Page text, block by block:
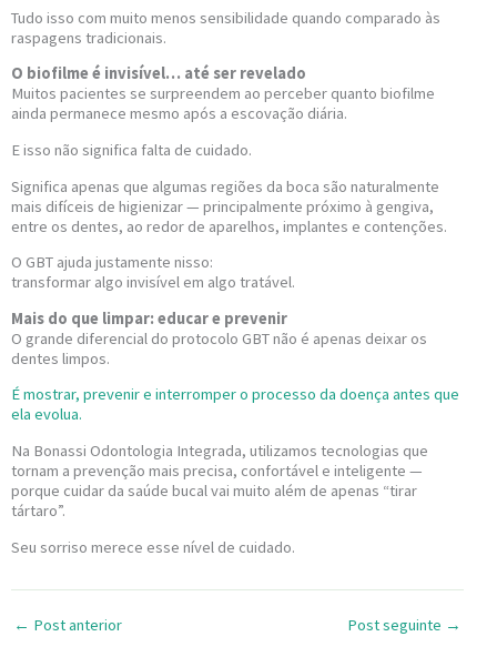
Tudo isso com muito menos sensibilidade quando comparado às
raspagens tradicionais.
O biofilme é invisível… até ser revelado
Muitos pacientes se surpreendem ao perceber quanto biofilme
ainda permanece mesmo após a escovação diária.
E isso não significa falta de cuidado.
Significa apenas que algumas regiões da boca são naturalmente
mais difíceis de higienizar — principalmente próximo à gengiva,
entre os dentes, ao redor de aparelhos, implantes e contenções.
O GBT ajuda justamente nisso:
transformar algo invisível em algo tratável.
Mais do que limpar: educar e prevenir
O grande diferencial do protocolo GBT não é apenas deixar os
dentes limpos.
É mostrar, prevenir e interromper o processo da doença antes que
ela evolua.
Na Bonassi Odontologia Integrada, utilizamos tecnologias que
tornam a prevenção mais precisa, confortável e inteligente —
porque cuidar da saúde bucal vai muito além de apenas “tirar
tártaro”.
Seu sorriso merece esse nível de cuidado.
← Post anterior Post seguinte →